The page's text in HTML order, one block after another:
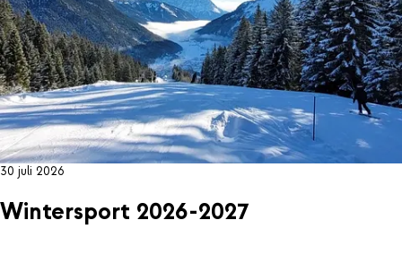
30 juli 2026
Wintersport 2026-2027